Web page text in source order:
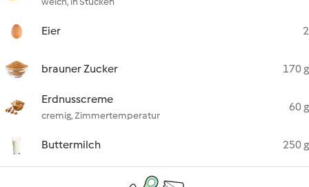
Eier 2
brauner Zucker 170 g
Erdnusscreme
cremig, Zimmertemperatur
60 g
Buttermilch 250 g